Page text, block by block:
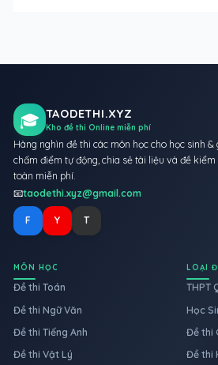
🎓 TAODETHI.XYZ
Kho đề thi Online miễn phí
Hàng nghìn đề thi các môn học cho học sinh &
chấm điểm tự động, chia sẻ tài liệu và đề
toàn miễn phí.
📧taodethi.xyz@gmail.com
F Y T
MÔN HỌC
Đề thi Toán
Đề thi Ngữ Văn
Đề thi Tiếng Anh
Đề thi Vật Lý
LOẠI
THPT
Học
Đề thi
Đề thi